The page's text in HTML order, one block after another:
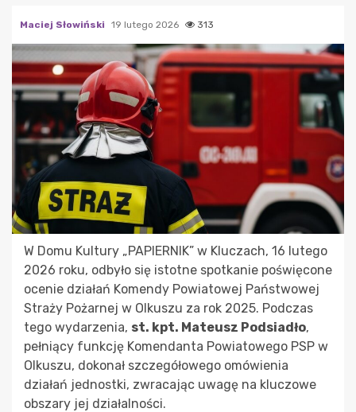
Maciej Słowiński 19 lutego 2026 313
W Domu Kultury „PAPIERNIK” w Kluczach, 16 lutego
2026 roku, odbyło się istotne spotkanie poświęcone
ocenie działań Komendy Powiatowej Państwowej
Straży Pożarnej w Olkuszu za rok 2025. Podczas
tego wydarzenia, st. kpt. Mateusz Podsiadło,
pełniący funkcję Komendanta Powiatowego PSP w
Olkuszu, dokonał szczegółowego omówienia
działań jednostki, zwracając uwagę na kluczowe
obszary jej działalności.